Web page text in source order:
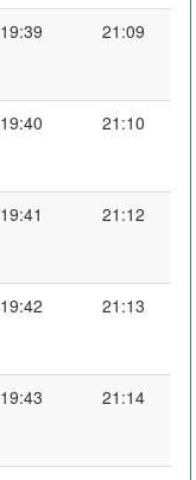
19:39 21:09
19:40 21:10
19:41 21:12
19:42 21:13
19:43 21:14